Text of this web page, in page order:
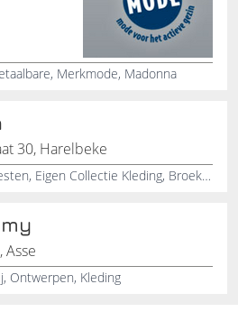
Merkmode, Madonna
30, Harelbeke
Damesmode, Mantels, Vesten, Eigen Collectie Kleding, Broekpakken
Asse
Ontwerpen, Kleding